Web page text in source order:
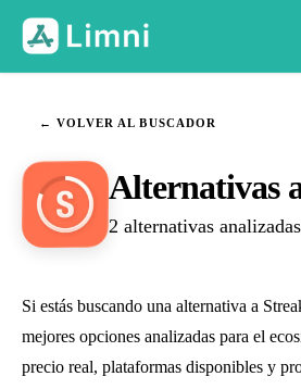
← VOLVER AL BUSCADOR
Alternativas
2 alternativas analizadas
Si estás buscando una alternativa a
mejores opciones analizadas para el
precio real, plataformas disponibles y